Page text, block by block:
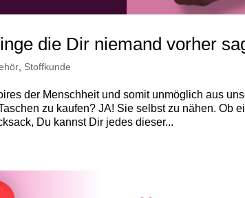
die Dir niemand vorher
, Stoffkunde
der Menschheit und somit unmöglich aus
zu kaufen? JA! Sie selbst zu nähen. Ob
Du kannst Dir jedes dieser...